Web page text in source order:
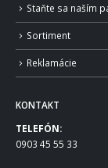
Staňte sa naším
Sortiment
Reklamácie
KONTAKT
TELEFÓN:
0903 45 55 33